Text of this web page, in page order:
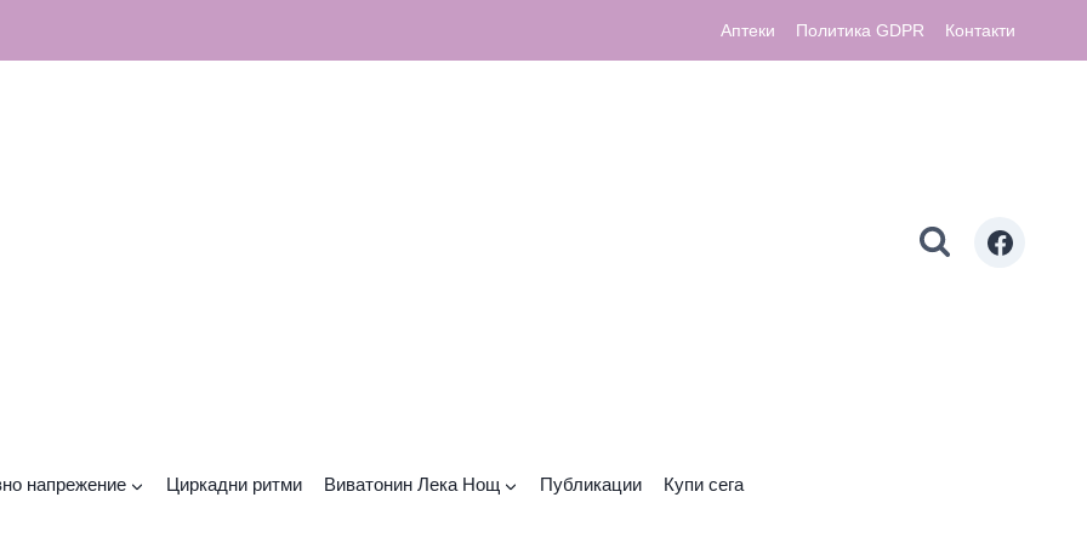
Аптеки Политика GDPR Контакти
напрежение Циркадни ритми Виватонин Лека Нощ Публикации Купи сега